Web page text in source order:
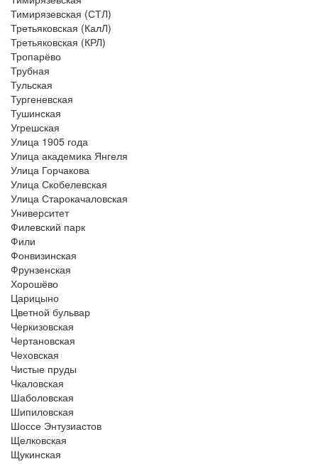
Тимирязевская (СТЛ)
Третьяковская (КалЛ)
Третьяковская (КРЛ)
Тропарёво
Трубная
Тульская
Тургеневская
Тушинская
Угрешская
Улица 1905 года
Улица академика Янгеля
Улица Горчакова
Улица Скобелевская
Улица Старокачаловская
Университет
Филевский парк
Фили
Фонвизинская
Фрунзенская
Хорошёво
Царицыно
Цветной бульвар
Черкизовская
Чертановская
Чеховская
Чистые пруды
Чкаловская
Шаболовская
Шипиловская
Шоссе Энтузиастов
Щелковская
Щукинская